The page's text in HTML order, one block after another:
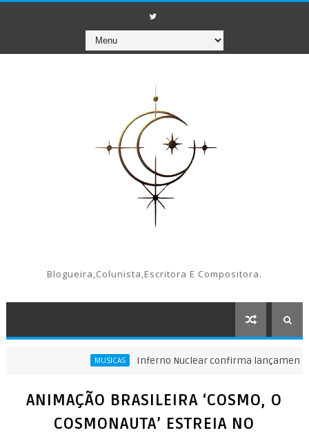
Blogueira,colunista,escritora E Compositora.
MUSICAS Inferno Nuclear confirma lançamento de
ANIMAÇÃO BRASILEIRA ‘COSMO, O
COSMONAUTA’ ESTREIA NO